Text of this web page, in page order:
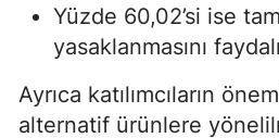
Yüzde 60,02’si ise
yasaklanmasını
Ayrıca katılımcıların
alternatif ürünlere